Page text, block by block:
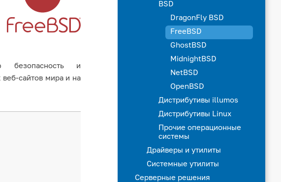
безопасность и
сайтов мира и на
BSD
DragonFly BSD
FreeBSD
GhostBSD
MidnightBSD
NetBSD
OpenBSD
Дистрибутивы illumos
Дистрибутивы Linux
Прочие операционные
системы
Драйверы и утилиты
Системные утилиты
Серверные решения